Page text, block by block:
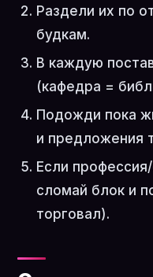
Раздели их по
будкам.
В каждую
(кафедра =
Подожди пока
и предложения
Если
сломай блок и
торговал).